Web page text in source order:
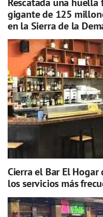
gigante de 125
en la Sierra de la
Cierra el Bar El
los servicios más